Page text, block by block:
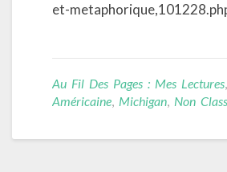
et-
Au Fil Des Pages : Mes Lectures
Américaine Michigan Non